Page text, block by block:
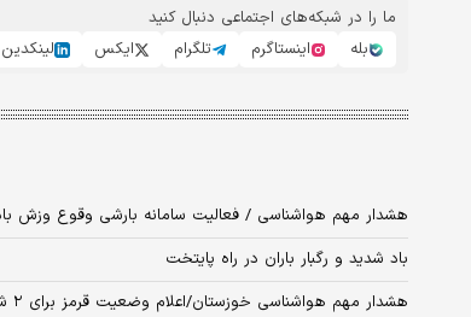
ما را در شبکه‌های اجتماعی دنبال کنید
بله
اینستاگرم تلگرام ایکس لینکدین
هشدار مهم هواشناسی / فعالیت سامانه بارشی وقوع وزش
باد شدید و رگبار باران در راه پایتخت
هشدار مهم هواشناسی خوزستان/اعلام وضعیت قرمز برای ۲ شهر